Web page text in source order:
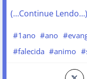
(…Continue Lendo…)
#1ano #ano
#falecida #animo